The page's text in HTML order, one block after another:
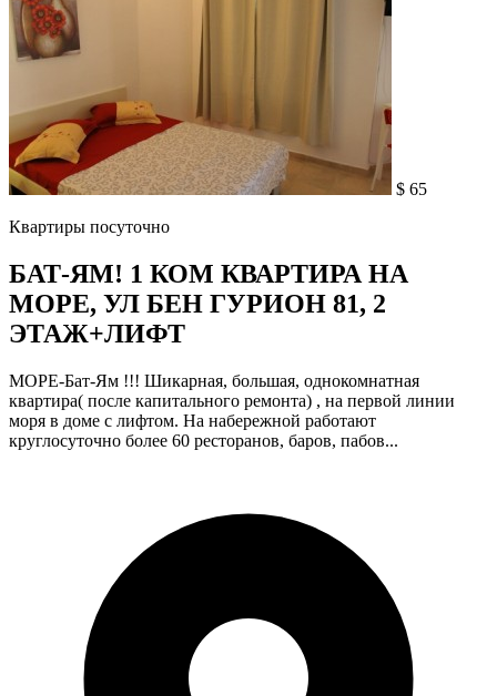
$ 65
Квартиры посуточно
БАТ-ЯМ! 1 КОМ КВАРТИРА НА
МОРЕ, УЛ БЕН ГУРИОН 81, 2
ЭТАЖ+ЛИФТ
МОРЕ-Бат-Ям !!! Шикарная, большая, однокомнатная
квартира( после капитального ремонта) , на первой линии
моря в доме с лифтом. На набережной работают
круглосуточно более 60 ресторанов, баров, пабов...